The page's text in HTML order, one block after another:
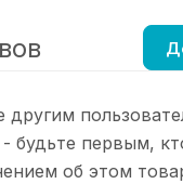
другим
будьте первым,
об этом